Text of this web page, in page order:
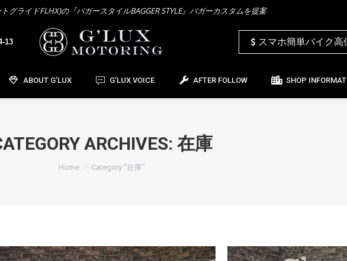
ライドFLHX)の『バガースタイルBAGGER STYLE』バガーカスタムを提案
13 スマホ簡単バイク高
ABOUT G’LUX G’LUX VOICE AFTER FOLLOW SHOP
ARCHIVES: 在庫
You are here:
Home Category "在庫"